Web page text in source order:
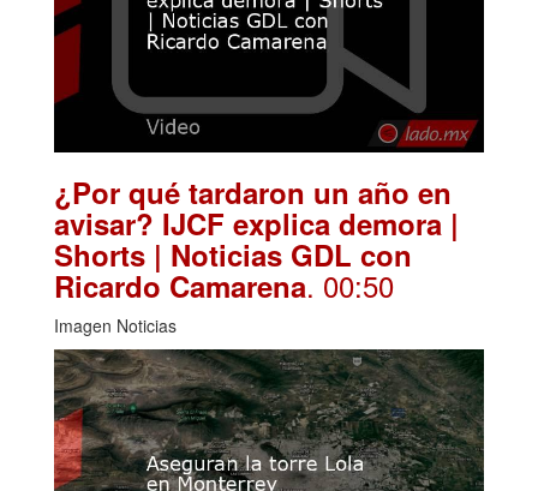
¿Por qué tardaron un año en
avisar? IJCF explica demora |
Shorts | Noticias GDL con
Ricardo Camarena. 00:50
Imagen Noticias